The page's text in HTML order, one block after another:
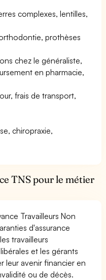
complexes, lentilles,
prothèses
chez le généraliste,
en pharmacie,
frais de transport,
chiropraxie,
TNS pour le métier
Travailleurs Non
d'assurance
travailleurs
et les gérants
leur avenir financier en
ou de décès.